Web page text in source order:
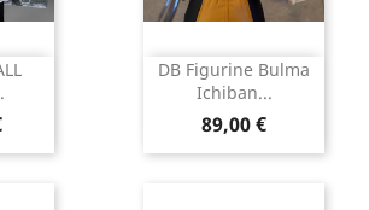
DB Figurine Bulma
Ichiban...
Prix
89,00 €